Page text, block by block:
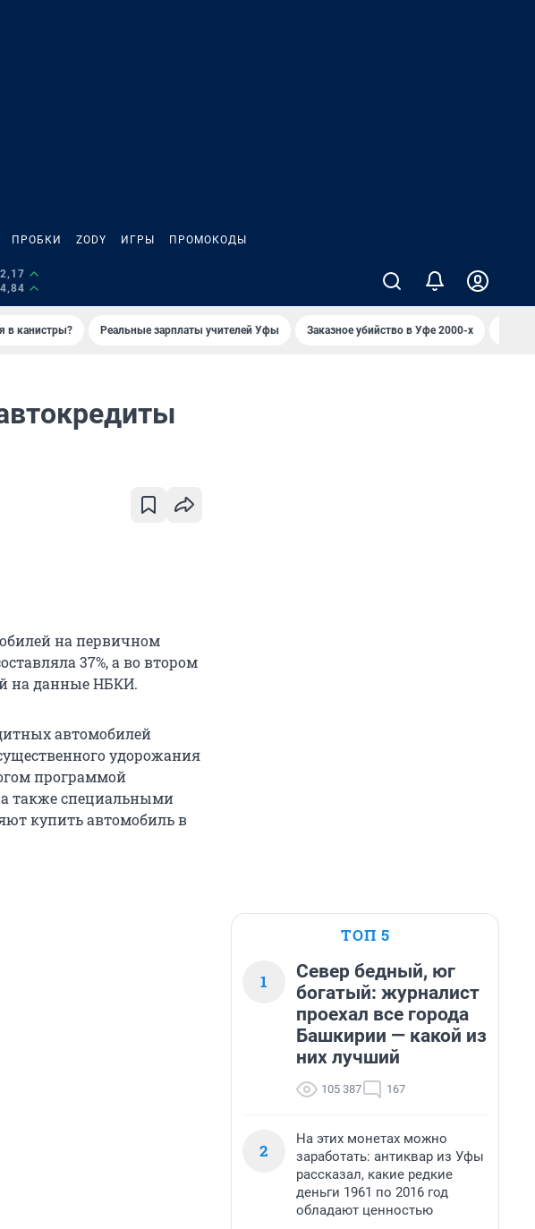
ПРОБКИ ZODY ИГРЫ ПРОМОКОДЫ
в канистры? Реальные зарплаты учителей Уфы Заказное убийство в Уфе 2000-х
на первичном
37%, а во втором
на данные НБКИ.
автомобилей
удорожания
программой
а также специальными
купить автомобиль в
ТОП 5
1
Север бедный, юг
богатый: журналист
проехал все города
Башкирии — какой из
них лучший
105 387 167
2
На этих монетах можно
заработать: антиквар из Уфы
рассказал, какие редкие
деньги 1961 по 2016 год
обладают ценностью